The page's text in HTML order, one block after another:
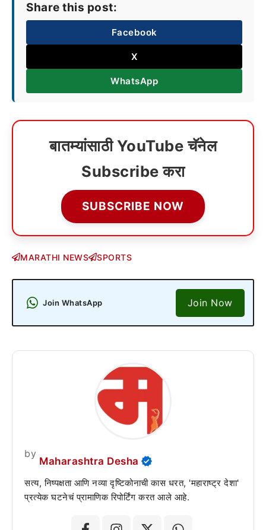
Share this post:
Facebook
X
WhatsApp
बातम्यांसाठी YouTube चॅनेल
Subscribe करा
SUBSCRIBE NOW
MARATHI NEWS SPORTS
Join WhatsApp Join Now
by
Maharashtra Desha
सत्य, निष्पक्षता आणि नव्या दृष्टिकोनाची कास धरत, 'महाराष्ट्र देशा'
प्रत्येक घटनेचं प्रामाणिक रिपोर्टिंग करत आले आहे.